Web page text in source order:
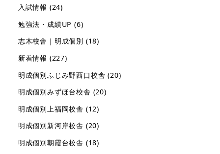
入試情報 (24)
勉強法・成績UP (6)
志木校舎｜明成個別 (18)
新着情報 (227)
明成個別ふじみ野西口校舎 (20)
明成個別みずほ台校舎 (20)
明成個別上福岡校舎 (12)
明成個別新河岸校舎 (20)
明成個別朝霞台校舎 (18)